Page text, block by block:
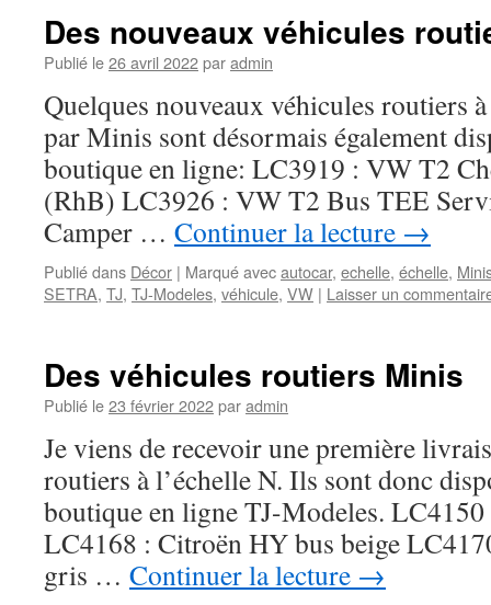
Des nouveaux véhicules
Publié le26 avril 2022paradmin
Quelques nouveaux véhicules routiers
par Minis sont désormais également
boutique en ligne: LC3919 : VW T2
(RhB) LC3926 : VW T2 Bus TEE
Camper … Continuer la lecture →
Publié dans Décor | Marqué avecautocar, echelle, échelle,
SETRA, TJ, TJ-Modeles, véhicule, VW | Laisser un
Des véhicules routiers Minis
Publié le23 février 2022paradmin
Je viens de recevoir une première
routiers à l’échelle N. Ils sont donc
boutique en ligne TJ-Modeles.
LC4168 : Citroën HY bus beige
gris … Continuer la lecture →